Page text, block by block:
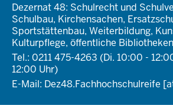
Dezernat 48: Schulrecht und
Schulbau, Kirchensachen,
Sportstättenbau, Weiterbildung,
Kulturpflege, öffentliche Bibliotheken
Tel.: 0211 475-4263 (Di. 10:00 -
12:00 Uhr)
E-Mail: Dez48.Fachhochschulreife